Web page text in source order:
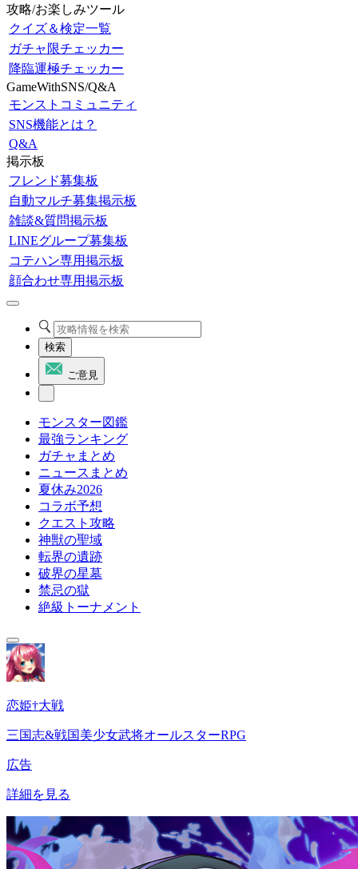
攻略/お楽しみツール
クイズ＆検定一覧
ガチャ限チェッカー
降臨運極チェッカー
GameWithSNS/Q&A
モンストコミュニティ
SNS機能とは？
Q&A
掲示板
フレンド募集板
自動マルチ募集掲示板
雑談&質問掲示板
LINEグループ募集板
コテハン専用掲示板
顔合わせ専用掲示板
検索
ご意見
モンスター図鑑
最強ランキング
ガチャまとめ
ニュースまとめ
夏休み2026
コラボ予想
クエスト攻略
神獣の聖域
転界の遺跡
破界の星墓
禁忌の獄
絶級トーナメント
恋姫†大戦
三国志&戦国美少女武将オールスターRPG
広告
詳細を見る